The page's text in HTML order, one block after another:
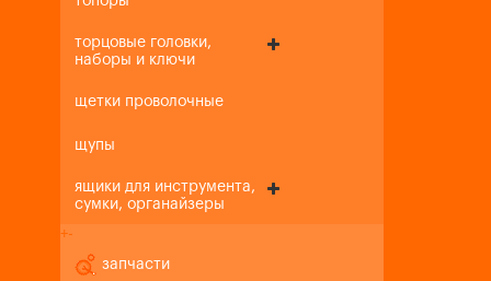
торцовые головки,
наборы и ключи
щетки проволочные
щупы
ящики для инструмента,
сумки, органайзеры
+-
запчасти